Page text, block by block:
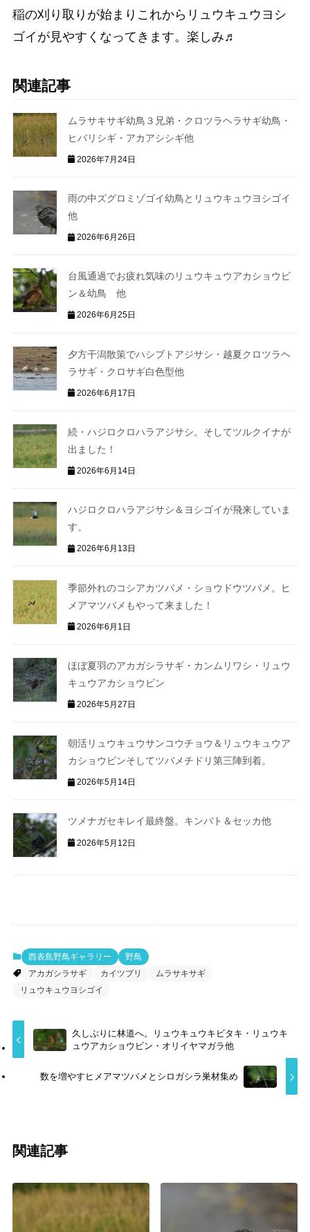
稲の刈り取りが始まりこれからリュウキュウヨシ
ゴイが見やすくなってきます。楽しみ♬
関連記事
ムラサキサギ幼鳥３兄弟・クロツラヘラサギ幼鳥・
ヒバリシギ・アカアシシギ他
2026年7月24日
雨の中ズグロミゾゴイ幼鳥とリュウキュウヨシゴイ
他
2026年6月26日
台風通過でお疲れ気味のリュウキュウアカショウビ
ン＆幼鳥 他
2026年6月25日
夕方干潟散策でハシブトアジサシ・越夏クロツラヘ
ラサギ・クロサギ白色型他
2026年6月17日
続・ハジロクロハラアジサシ。そしてツルクイナが
出ました！
2026年6月14日
ハジロクロハラアジサシ＆ヨシゴイが飛来していま
す。
2026年6月13日
季節外れのコシアカツバメ・ショウドウツバメ。ヒ
メアマツバメもやって来ました！
2026年6月1日
ほぼ夏羽のアカガシラサギ・カンムリワシ・リュウ
キュウアカショウビン
2026年5月27日
朝活リュウキュウサンコウチョウ＆リュウキュウア
カショウビンそしてツバメチドリ第三陣到着。
2026年5月14日
ツメナガセキレイ最終盤。キンバト＆セッカ他
2026年5月12日
西表島野鳥ギャラリー
野鳥
アカガシラサギ
カイツブリ
ムラサキサギ
リュウキュウヨシゴイ
久しぶりに林道へ。リュウキュウキビタキ・リュウキ
ュウアカショウビン・オリイヤマガラ他
数を増やすヒメアマツバメとシロガシラ巣材集め
関連記事